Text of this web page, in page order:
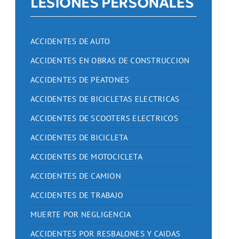
ACCIDENTES DE AUTO
ACCIDENTES EN OBRAS DE CONSTRUCCION
ACCIDENTES DE PEATONES
ACCIDENTES DE BICICLETAS ELECTRICAS
ACCIDENTES DE SCOOTERS ELECTRICOS
ACCIDENTES DE BICICLETA
ACCIDENTES DE MOTOCICLETA
ACCIDENTES DE CAMION
ACCIDENTES DE TRABAJO
MUERTE POR NEGLIGENCIA
ACCIDENTES POR RESBALONES Y CAIDAS